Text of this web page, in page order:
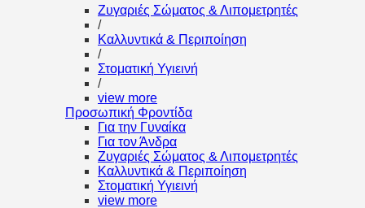
Ζυγαριές Σώματος & Λιπομετρητές
/
Καλλυντικά & Περιποίηση
/
Στοματική Υγιεινή
/
view more
Προσωπική Φροντίδα
Για την Γυναίκα
Για τον Άνδρα
Ζυγαριές Σώματος & Λιπομετρητές
Καλλυντικά & Περιποίηση
Στοματική Υγιεινή
view more